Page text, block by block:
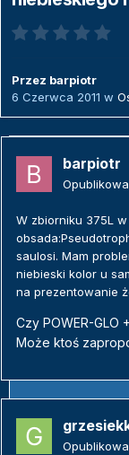
Przez barpiotr
6 Czerwca 2011 w
barpiotr
W zbiorniku 375L
saulosi. Mam
niebieski kolor u
na prezentowanie
Czy POWER-GLO
Może ktoś